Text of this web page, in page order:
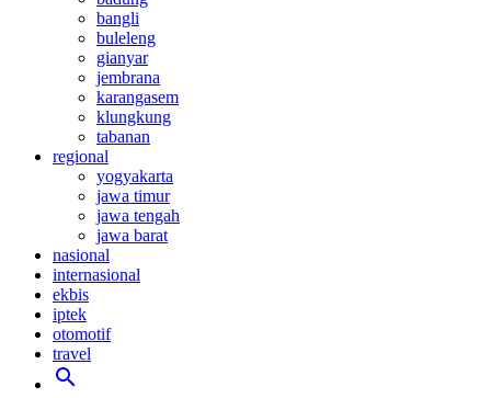
bangli
buleleng
gianyar
jembrana
karangasem
klungkung
tabanan
regional
yogyakarta
jawa timur
jawa tengah
jawa barat
nasional
internasional
ekbis
iptek
otomotif
travel
search